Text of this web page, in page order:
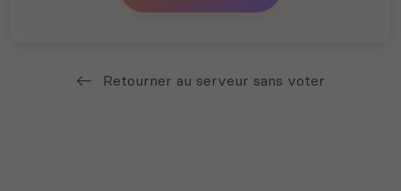
Retourner au serveur sans voter